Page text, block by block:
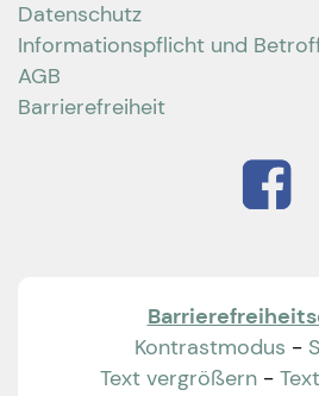
Datenschutz
Informationspflicht und
AGB
Barrierefreiheit
Kontrastmodus -
Text vergrößern -